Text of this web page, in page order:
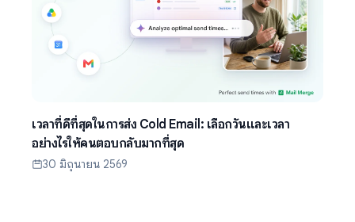
เวลาที่ดีที่สุดในการส่ง Cold Email: เลือกวันและเวลา
อย่างไรให้คนตอบกลับมากที่สุด
30 มิถุนายน 2569